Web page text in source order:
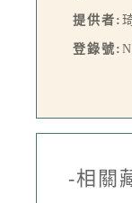
提供者:
登錄號:
-相關